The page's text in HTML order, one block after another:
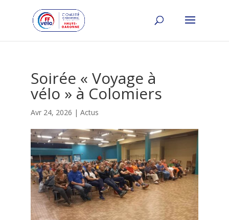
Soirée « Voyage à
vélo » à Colomiers
Avr 24, 2026 | Actus